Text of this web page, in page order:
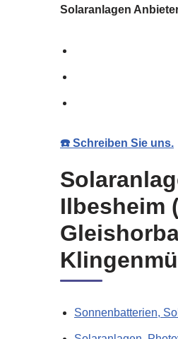
Solaranlagen
☎️ Schreiben Sie uns.
Ilbesheim
Sonnenbatterien,